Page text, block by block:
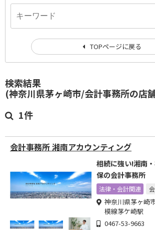
検索結果
(神奈川県茅ヶ崎市/会計事務所の店
1件
会計事務所 湘南アカウンティング
相続に強い!湘南
保の会計事務所
法律・会計関連
神奈川県茅ヶ崎
模線茅ケ崎駅
0467-53-9663
TOPページに戻る